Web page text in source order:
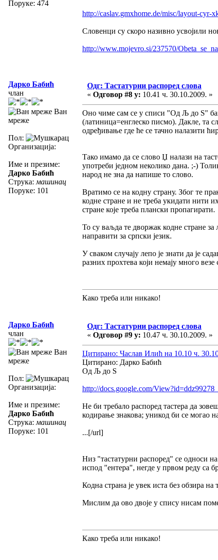
Поруке: 474
http://caslav.gmxhome.de/misc/layout-cyr-
Словенци су скоро називно усвојили
http://www.mojevro.si/237570/
Дарко Бабић
члан
Ван
мреже
Пол:
Организација:
Име и презиме:
Дарко Бабић
Струка: машинац
Поруке: 101
Одг: Тастатурни распоред слова
« Одговор #8 у: 10.41 ч. 30.10.2009. »
Оно чиме сам се у списи "Од Љ до Ѕ"
(латиница=енглеско писмо). Дакле, та
одређивање где ће се тачно
Тако имамо да се слово Џ налази на
употреби једном неколико дана. ;-)
народ не зна да напише то слово.
Вратимо се на кодну страну. Због те
кодне стране и не треба укидати нити
стране које треба плански пропагирати.
То су ваљда те дворжак кодне стране
направити за српски језик.
У сваком случају лепо је знати да је
разних прохтева који немају много везе
Како треба или никако!
Дарко Бабић
члан
Ван
мреже
Пол:
Организација:
Име и презиме:
Дарко Бабић
Струка: машинац
Поруке: 101
Одг: Тастатурни распоред слова
« Одговор #9 у: 10.47 ч. 30.10.2009. »
Цитирано: Часлав Илић на 10.10 ч.
Цитирано: Дарко Бабић
Од Љ до Ѕ
http://docs.google.com/
Не би требало распоред тастера да
кодирање знакова; уникод би се могао
...[/url]
Низ "тастатурни распоред" се односи
испод "ентера", негде у првом реду са
Кодна страна је увек иста без обзира на
Мислим да ово двоје у спису нисам
Како треба или никако!